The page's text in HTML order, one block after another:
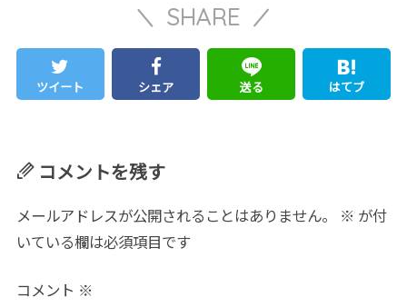
SHARE
ツイート シェア 送る はてブ
コメントを残す
メールアドレスが公開されることはありません。 ※ が付
いている欄は必須項目です
コメント ※